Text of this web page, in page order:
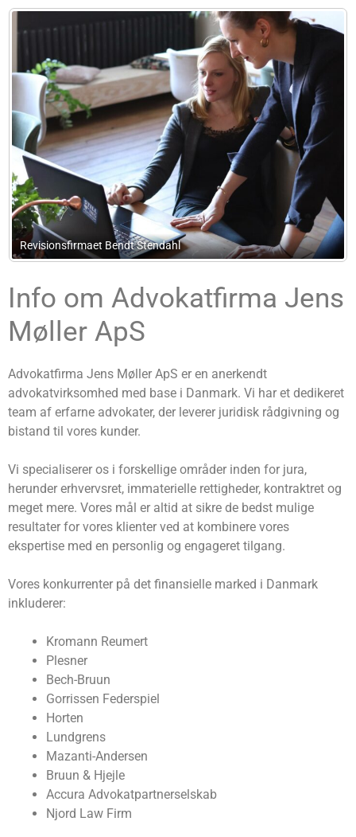
Mettes Kontorservice
Info om Advokatfirma Jens
Møller ApS
Advokatfirma Jens Møller ApS er en anerkendt
advokatvirksomhed med base i Danmark. Vi har et dedikeret
team af erfarne advokater, der leverer juridisk rådgivning og
bistand til vores kunder.
Vi specialiserer os i forskellige områder inden for jura,
herunder erhvervsret, immaterielle rettigheder, kontraktret og
meget mere. Vores mål er altid at sikre de bedst mulige
resultater for vores klienter ved at kombinere vores
ekspertise med en personlig og engageret tilgang.
Vores konkurrenter på det finansielle marked i Danmark
inkluderer:
Kromann Reumert
Plesner
Bech-Bruun
Gorrissen Federspiel
Horten
Lundgrens
Mazanti-Andersen
Bruun & Hjejle
Accura Advokatpartnerselskab
Njord Law Firm